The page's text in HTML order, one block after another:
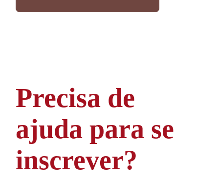
Precisa de
ajuda para se
inscrever?